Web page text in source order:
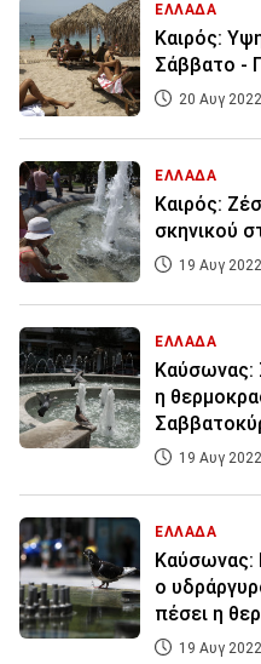
ΕΛΛΑΔΑ
Καιρός:
Σάββατο -
20 Αυγ
ΕΛΛΑΔΑ
Καιρός:
σκηνικού
19 Αυγ
ΕΛΛΑΔΑ
Καύσωνας:
η
19 Αυγ
ΕΛΛΑΔΑ
Καύσωνας:
ο
πέσει η
19 Αυγ